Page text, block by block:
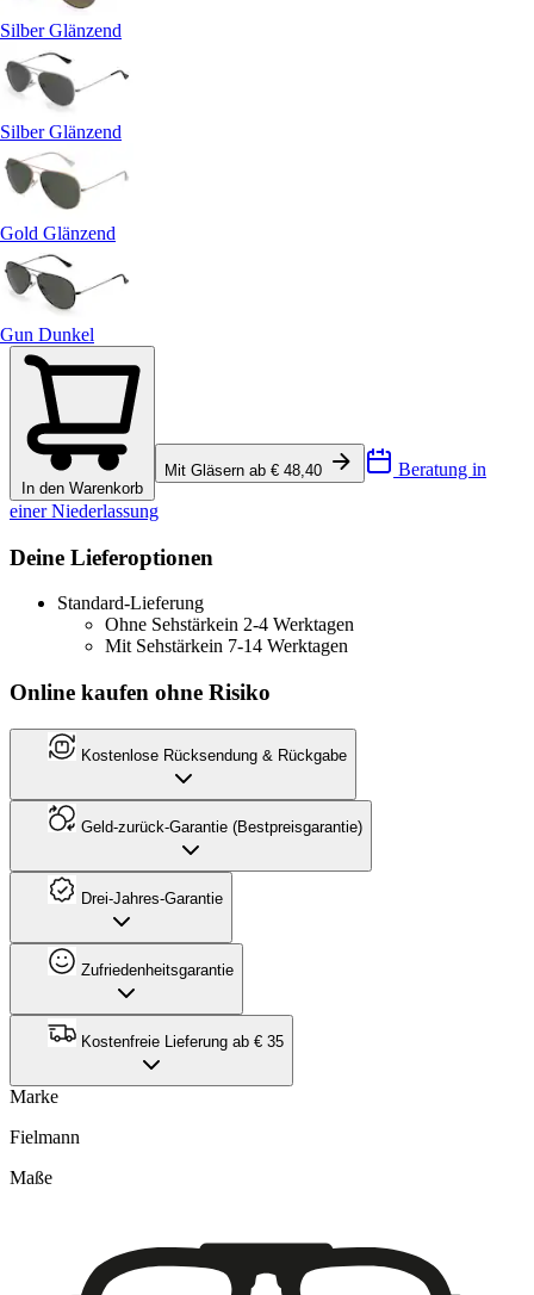
Silber Glänzend
Silber Glänzend
Gold Glänzend
Gun Dunkel
In den Warenkorb
Mit Gläsern ab € 48,40 Beratung in
einer Niederlassung
Deine Lieferoptionen
Standard-Lieferung
Ohne Sehstärkein 2-4 Werktagen
Mit Sehstärkein 7-14 Werktagen
Online kaufen ohne Risiko
Kostenlose Rücksendung & Rückgabe
Geld-zurück-Garantie (Bestpreisgarantie)
Drei-Jahres-Garantie
Zufriedenheitsgarantie
Kostenfreie Lieferung ab € 35
Marke
Fielmann
Maße